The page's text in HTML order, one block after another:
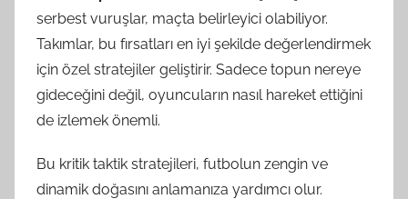
serbest vuruşlar, maçta belirleyici olabiliyor.
Takımlar, bu fırsatları en iyi şekilde değerlendirmek
için özel stratejiler geliştirir. Sadece topun nereye
gideceğini değil, oyuncuların nasıl hareket ettiğini
de izlemek önemli.
Bu kritik taktik stratejileri, futbolun zengin ve
dinamik doğasını anlamanıza yardımcı olur.